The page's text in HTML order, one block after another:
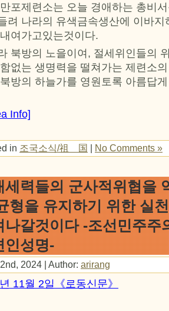
포제련소는 오늘 경애하는 총비
려 나라의 유색금속생산에 이바
여가고있는것이다.
북방의 노을이여, 절세위인들의
없는 생명력을 떨쳐가는 제련소
방의 하늘가를 영원토록 아름답
Info]
in 조국소식/祖 国 | No Comments »
세력들의 군사적위협을
형을 유지하기 위한 실
나갈것이다 -조선민주주
인성명-
2024 | Author: arirang
11월 2일《로동신문》